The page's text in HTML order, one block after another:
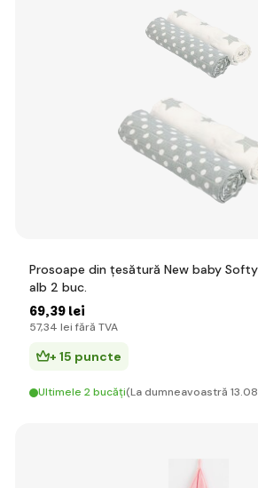
Prosoape din țesătură New baby
alb 2 buc.
69,39 lei
57,34 lei fără TVA
+ 15 puncte
Ultimele 2 bucăți(La dumneavoastră